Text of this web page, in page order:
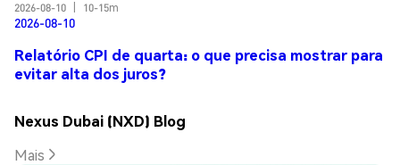
2026-08-10
10-15m
2026-08-10
Relatório CPI de quarta: o que precisa mostrar para
evitar alta dos juros?
Nexus Dubai (NXD) Blog
Mais